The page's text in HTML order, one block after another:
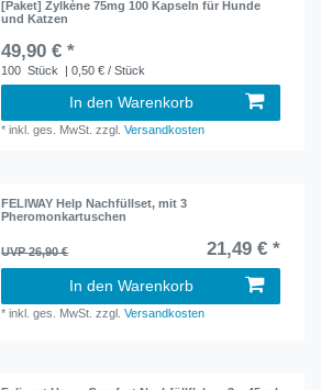
[Paket] Zylkène 75mg 100 Kapseln für Hunde
und Katzen
49,90 € *
100 Stück | 0,50 € / Stück
In den Warenkorb
*inkl. ges. MwSt. zzgl.Versandkosten
FELIWAY Help Nachfüllset, mit 3
Pheromonkartuschen
UVP 26,90 € 21,49 € *
In den Warenkorb
*inkl. ges. MwSt. zzgl.Versandkosten